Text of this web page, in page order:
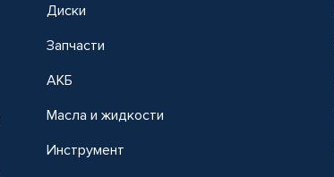
Диски
Запчасти
АКБ
Масла и жидкости
Инструмент